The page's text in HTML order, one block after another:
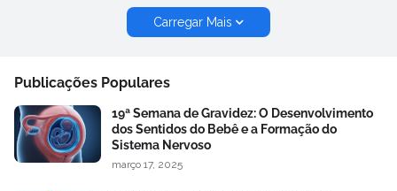
Carregar Mais
Publicações Populares
19ª Semana de Gravidez: O Desenvolvimento
dos Sentidos do Bebê e a Formação do
Sistema Nervoso
março 17, 2025